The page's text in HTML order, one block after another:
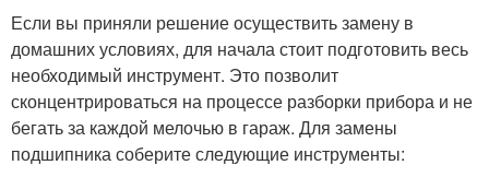
Если вы приняли решение осуществить замену в
домашних условиях, для начала стоит подготовить весь
необходимый инструмент. Это позволит
сконцентрироваться на процессе разборки прибора и не
бегать за каждой мелочью в гараж. Для замены
подшипника соберите следующие инструменты: